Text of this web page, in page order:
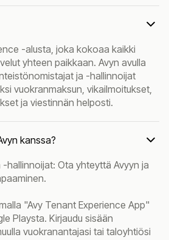
-alusta, joka kokoaa kaikki
yhteen paikkaan. Avyn avulla
ja -hallinnoijat
vuokranmaksun, vikailmoitukset,
ja viestinnän helposti.
kanssa?
hallinnoijat: Ota yhteyttä Avyyn ja
"Avy Tenant Experience App"
Playsta. Kirjaudu sisään
vuokranantajasi tai taloyhtiösi